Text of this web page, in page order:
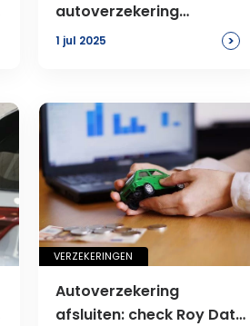
autoverzekering
afsluiten? Hier moet je op
1 jul 2025 >
VERZEKERINGEN
Autoverzekering
afsluiten: check Roy Data